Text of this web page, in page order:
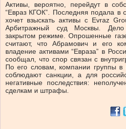
Активы, вероятно, перейдут в
“Евраз КГОК”. Последняя подала в
хочет взыскать активы с Evraz
Арбитражный суд Москвы.
закрытом режиме. Опрошенные
считают, что Абрамович и его
владение активами “Евраза” в
сообщал, что спор связан с
По его словам, компании группы в
соблюдают санкции, а для
негативные последствия:
сделкам и штрафы.